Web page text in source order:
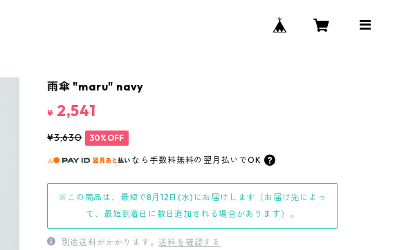
雨傘 "maru" navy
¥ 2,541
¥3,630 30%OFF
なら 手数料無料の 翌月払いでOK
※この商品は、最短で8月12日(水)にお届けします（お届け先によっ
て、最短到着日に数日追加される場合があります）。
別途送料がかかります。送料を確認する